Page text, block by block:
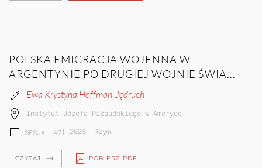
POLSKA EMIGRACJA WOJENNA W
ARGENTYNIE PO DRUGIEJ WOJNIE ŚWIA...
Ewa Krystyna Hoffman-Jędruch
Instytut Józefa Piłsudskiego w Ameryce
SESJA: 47 | 2025| Rzym
CZYTAJ POBIERZ PDF